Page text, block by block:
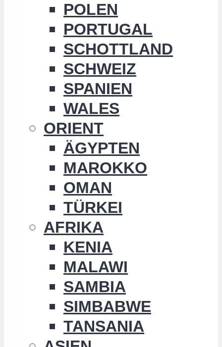
POLEN
PORTUGAL
SCHOTTLAND
SCHWEIZ
SPANIEN
WALES
ORIENT
ÄGYPTEN
MAROKKO
OMAN
TÜRKEI
AFRIKA
KENIA
MALAWI
SAMBIA
SIMBABWE
TANSANIA